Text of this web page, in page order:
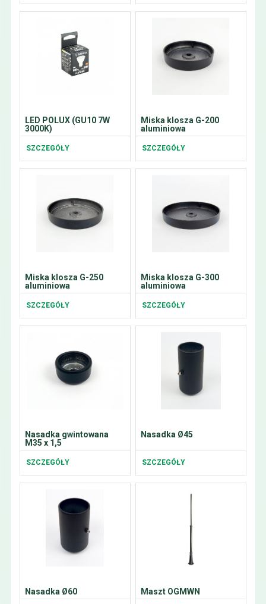
LED POLUX (GU10 7W
3000K)
SZCZEGÓŁY
Miska klosza G-200
aluminiowa
SZCZEGÓŁY
Miska klosza G-250
aluminiowa
SZCZEGÓŁY
Miska klosza G-300
aluminiowa
SZCZEGÓŁY
Nasadka gwintowana
M35 x 1,5
SZCZEGÓŁY
Nasadka Ø45
SZCZEGÓŁY
Nasadka Ø60 Maszt OGMWN